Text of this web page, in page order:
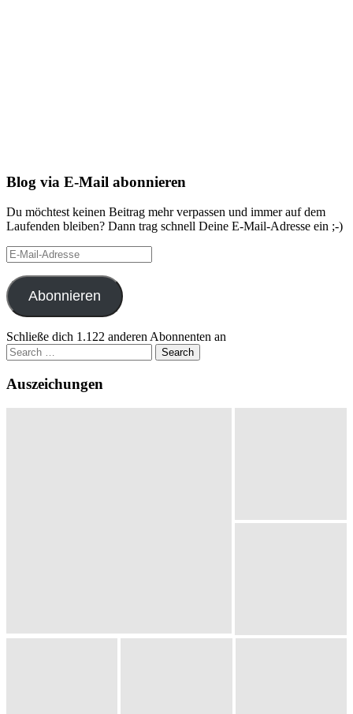
Blog via E-Mail abonnieren
Du möchtest keinen Beitrag mehr verpassen und immer auf dem
Laufenden bleiben? Dann trag schnell Deine E-Mail-Adresse ein ;-)
E-
Mail-
Adresse
Abonnieren
Schließe dich 1.122 anderen Abonnenten an
Search
for:
Auszeichungen